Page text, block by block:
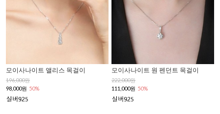
모이사나이트 앨리스 목걸이
196,000원
98,000원 50%
모이사나이트 원 펜던트 목걸이
222,000원
111,000원 50%